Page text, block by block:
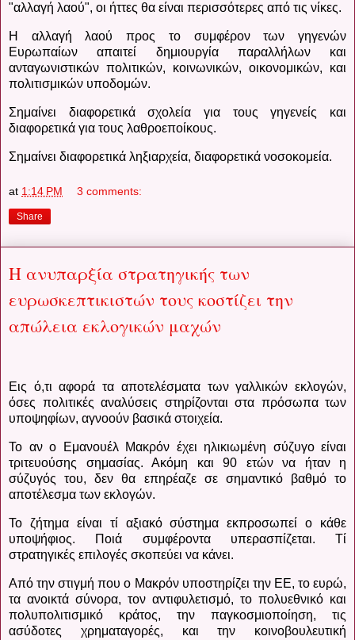
"αλλαγή λαού", οι ήττες θα είναι περισσότερες από τις νίκες.
Η αλλαγή λαού προς το συμφέρον των γηγενών
Ευρωπαίων απαιτεί δημιουργία παραλλήλων και
ανταγωνιστικών πολιτικών, κοινωνικών, οικονομικών, και
πολιτισμικών υποδομών.
Σημαίνει διαφορετικά σχολεία για τους γηγενείς και
διαφορετικά για τους λαθροεποίκους.
Σημαίνει διαφορετικά ληξιαρχεία, διαφορετικά νοσοκομεία.
at 1:14 PM 3 comments:
Share
Η ανυπαρξία στρατηγικής των
ευρωσκεπτικιστών τους κοστίζει την
απώλεια εκλογικών μαχών
Εις ό,τι αφορά τα αποτελέσματα των γαλλικών εκλογών,
όσες πολιτικές αναλύσεις στηρίζονται στα πρόσωπα των
υποψηφίων, αγνοούν βασικά στοιχεία.
Το αν ο Εμανουέλ Μακρόν έχει ηλικιωμένη σύζυγο είναι
τριτευούσης σημασίας. Ακόμη και 90 ετών να ήταν η
σύζυγός του, δεν θα επηρέαζε σε σημαντικό βαθμό το
αποτέλεσμα των εκλογών.
Το ζήτημα είναι τί αξιακό σύστημα εκπροσωπεί ο κάθε
υποψήφιος. Ποιά συμφέροντα υπερασπίζεται. Τί
στρατηγικές επιλογές σκοπεύει να κάνει.
Από την στιγμή που ο Μακρόν υποστηρίζει την ΕΕ, το ευρώ,
τα ανοικτά σύνορα, τον αντιφυλετισμό, το πολυεθνικό και
πολυπολιτισμικό κράτος, την παγκοσμιοποίηση, τις
ασύδοτες χρηματαγορές, και την κοινοβουλευτική